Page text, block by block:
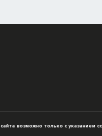
возможно только с указанием